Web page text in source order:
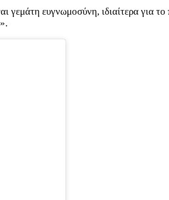
γεμάτη ευγνωμοσύνη, ιδιαίτερα για